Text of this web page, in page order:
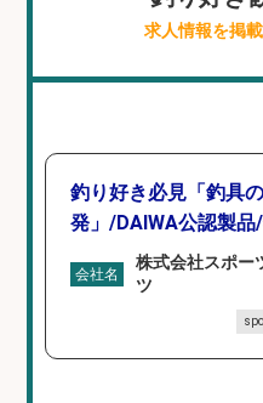
求人情報を掲
釣り好き必見「釣具
発」/DAIWA公認製品
会社名
株式会社スポー
ツ